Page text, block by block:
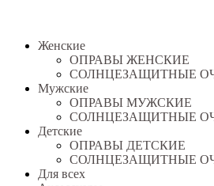
Женские
ОПРАВЫ ЖЕНСКИЕ
СОЛНЦЕЗАЩИТНЫЕ
Мужские
ОПРАВЫ МУЖСКИЕ
СОЛНЦЕЗАЩИТНЫЕ
Детские
ОПРАВЫ ДЕТСКИЕ
СОЛНЦЕЗАЩИТНЫЕ
Для всех